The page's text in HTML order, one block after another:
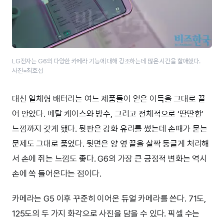
LG전자는 G6의 다양한 카메라 기능에 대해 강조하는데 많은 시간을 할애했다.
사진=최호섭
대신 일체형 배터리는 여느 제품들이 얻은 이득을 그대로 끌
어 안았다. 메탈 케이스와 방수, 그리고 전체적으로 ‘딴딴한’
느낌까지 갖게 됐다. 뒷판은 강화 유리를 썼는데 손때가 묻는
문제도 그대로 품었다. 뒷면은 양 옆 끝을 살짝 둥글게 처리해
서 손에 쥐는 느낌도 좋다. G6의 가장 큰 긍정적 변화는 역시
손에 쏙 들어온다는 점이다.
카메라는 G5 이후 꾸준히 이어온 듀얼 카메라를 쓴다. 71도,
125도의 두 가지 화각으로 사진을 담을 수 있다. 픽셀 수는